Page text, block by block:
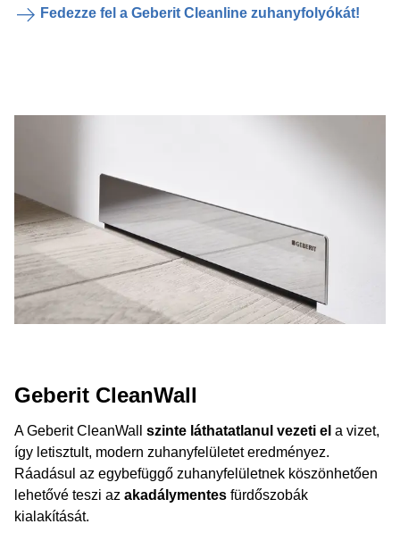
Fedezze fel a Geberit Cleanline zuhanyfolyókát!
Geberit CleanWall
A Geberit CleanWall szinte láthatatlanul vezeti el a vizet,
így letisztult, modern zuhanyfelületet eredményez.
Ráadásul az egybefüggő zuhanyfelületnek köszönhetően
lehetővé teszi az akadálymentes fürdőszobák
kialakítását.